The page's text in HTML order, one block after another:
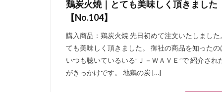
鶏炭火焼｜とても美味しく頂きました
【No.104】
購入商品：鶏炭火焼 先日初めて注文いたしました
ても美味しく頂きました。 御社の商品を知ったの
いつも聴いているいる”Ｊ－ＷＡＶＥ”で 紹介され
がきっかけです。 地鶏の炭 […]